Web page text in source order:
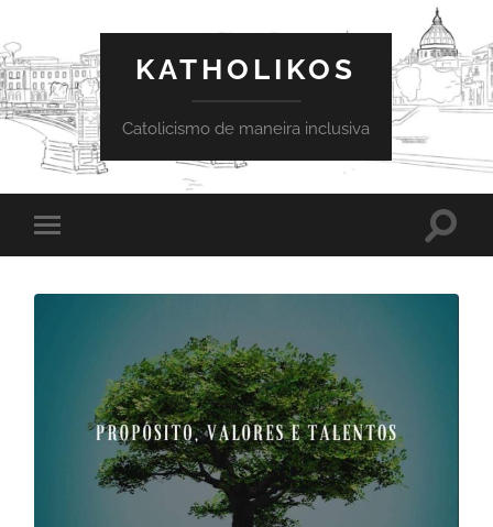
KATHOLIKOS
Catolicismo de maneira inclusiva
Toggle
mobile
Toggle